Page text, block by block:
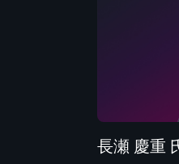
長瀬 慶重